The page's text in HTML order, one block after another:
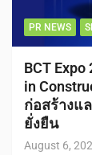
PR NEWS
BCT
in
ก่อสร้างแ
ยั่งยืน
August 6,